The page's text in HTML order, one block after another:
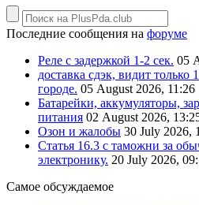
Последние сообщения на форуме
Реле с задержкой 1-2 сек. 05
доставка сдэк, видит
городе. 05 August 2026, 11:26
Батарейки, аккумуляторы,
питания 02 August 2026,
Озон и жалобы 30 July 2026,
Статья 16.3 с таможни за
электронику. 20 July 2026,
Самое обсуждаемое